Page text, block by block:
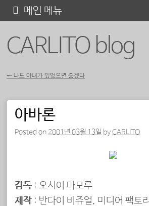
CARLITO blog
메인 메뉴
텐
← 나도 아내가 있었으면 좋겠다
아바론
Posted on 2001년 03월 13일 byCARLITO
감독 : 오시이 마모루
제작 : 반다이 비쥬얼, 미디어 팩토